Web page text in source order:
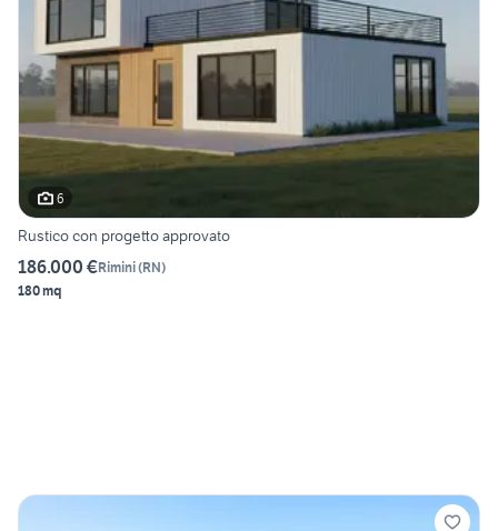
6
Rustico con progetto approvato
186.000 €Rimini(RN)
180 mq